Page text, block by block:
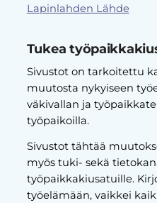
Lapinlahden Lähde
Tukea
Sivustot on tarkoitettu
muutosta nykyiseen
väkivallan ja
työpaikoilla.
Sivustot tähtää
myös tuki- sekä
työpaikkakiusatuille.
työelämään, vaikkei